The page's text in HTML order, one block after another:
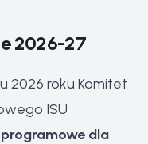
2026-27
2026 roku Komitet
ISU
dla